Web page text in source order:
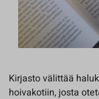
Kirjasto välittää
hoivakotiin, josta